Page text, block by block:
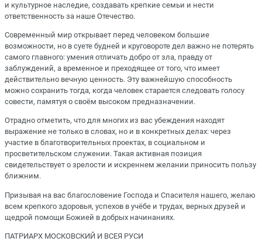
и культурное наследие, создавать крепкие семьи и нести
ответственность за наше Отечество.
Современный мир открывает перед человеком большие
возможности, но в суете будней и круговороте дел важно не потерять
самого главного: умения отличать добро от зла, правду от
заблуждений, а временное и преходящее от того, что имеет
действительно вечную ценность. Эту важнейшую способность
можно сохранить тогда, когда человек старается следовать голосу
совести, памятуя о своём высоком предназначении.
Отрадно отметить, что для многих из вас убеждения находят
выражение не только в словах, но и в конкретных делах: через
участие в благотворительных проектах, в социальном и
просветительском служении. Такая активная позиция
свидетельствует о зрелости и искреннем желании приносить пользу
ближним.
Призывая на вас благословение Господа и Спасителя нашего, желаю
всем крепкого здоровья, успехов в учёбе и трудах, верных друзей и
щедрой помощи Божией в добрых начинаниях.
ПАТРИАРХ МОСКОВСКИЙ И ВСЕЯ РУСИ